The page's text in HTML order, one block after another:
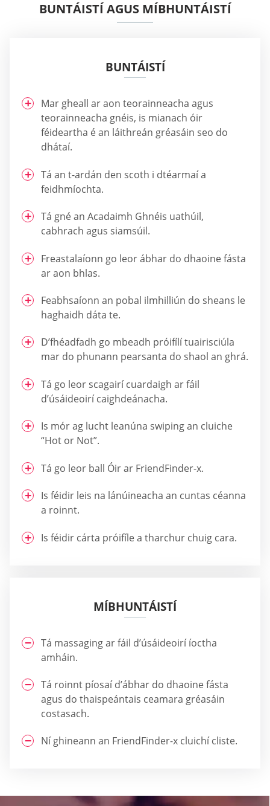
BUNTÁISTÍ AGUS MÍBHUNTÁISTÍ
BUNTÁISTÍ
Mar gheall ar aon teorainneacha agus
teorainneacha gnéis, is mianach óir
féideartha é an láithreán gréasáin seo do
dhátaí.
Tá an t-ardán den scoth i dtéarmaí a
feidhmíochta.
Tá gné an Acadaimh Ghnéis uathúil,
cabhrach agus siamsúil.
Freastalaíonn go leor ábhar do dhaoine fásta
ar aon bhlas.
Feabhsaíonn an pobal ilmhilliún do sheans le
haghaidh dáta te.
D’fhéadfadh go mbeadh próifílí tuairisciúla
mar do phunann pearsanta do shaol an ghrá.
Tá go leor scagairí cuardaigh ar fáil
d’úsáideoirí caighdeánacha.
Is mór ag lucht leanúna swiping an cluiche
“Hot or Not”.
Tá go leor ball Óir ar FriendFinder-x.
Is féidir leis na lánúineacha an cuntas céanna
a roinnt.
Is féidir cárta próifíle a tharchur chuig cara.
MÍBHUNTÁISTÍ
Tá massaging ar fáil d’úsáideoirí íoctha
amháin.
Tá roinnt píosaí d’ábhar do dhaoine fásta
agus do thaispeántais ceamara gréasáin
costasach.
Ní ghineann an FriendFinder-x cluichí cliste.